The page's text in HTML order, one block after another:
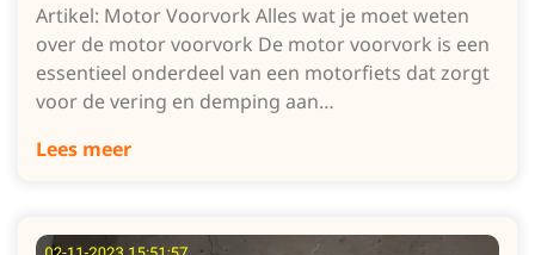
Artikel: Motor Voorvork Alles wat je moet weten
over de motor voorvork De motor voorvork is een
essentieel onderdeel van een motorfiets dat zorgt
voor de vering en demping aan…
Lees meer